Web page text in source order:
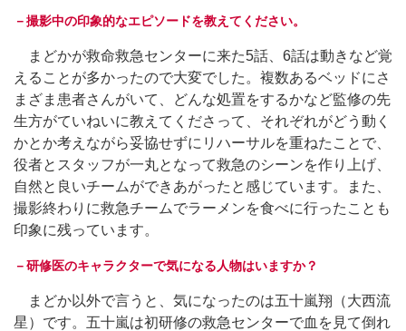
－撮影中の印象的なエピソードを教えてください。
まどかが救命救急センターに来た5話、6話は動きなど覚
えることが多かったので大変でした。複数あるベッドにさ
まざま患者さんがいて、どんな処置をするかなど監修の先
生方がていねいに教えてくださって、それぞれがどう動く
かとか考えながら妥協せずにリハーサルを重ねたことで、
役者とスタッフが一丸となって救急のシーンを作り上げ、
自然と良いチームができあがったと感じています。また、
撮影終わりに救急チームでラーメンを食べに行ったことも
印象に残っています。
－研修医のキャラクターで気になる人物はいますか？
まどか以外で言うと、気になったのは五十嵐翔（大西流
星）です。五十嵐は初研修の救急センターで血を見て倒れ